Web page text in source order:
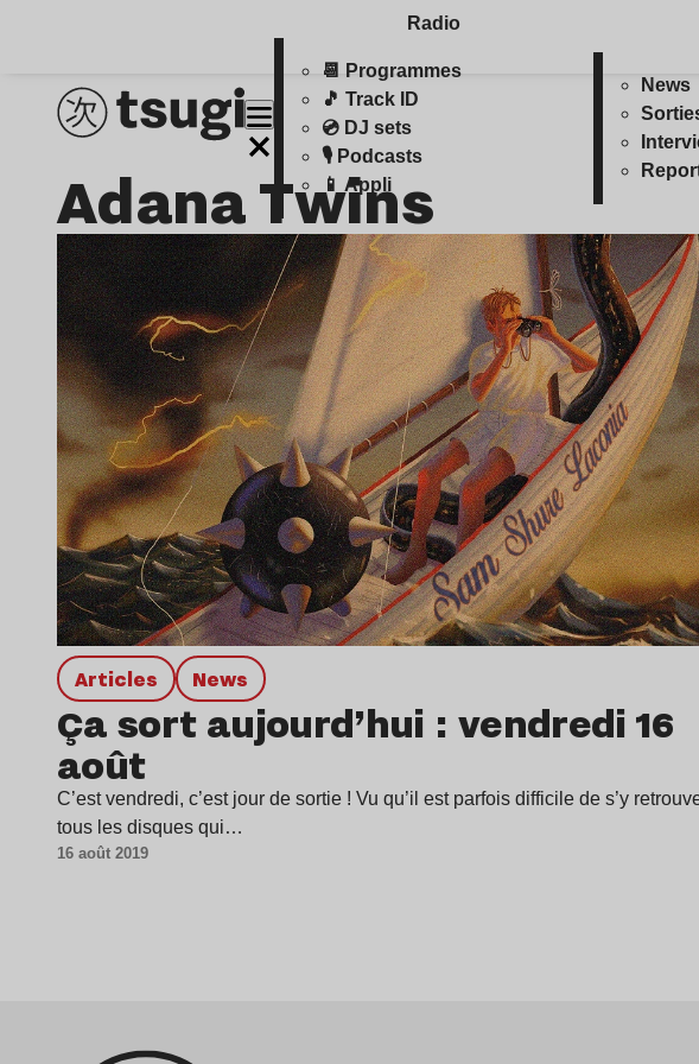
Radio
📆 Programmes
🎵 Track ID
💿 DJ sets
🎙️ Podcasts
📱 Appli
News
Adana Twins
Articles news
Ça sort aujourd’hui : vendredi 16
août
C’est vendredi, c’est jour de sortie ! Vu qu’il est parfois difficile de s’y
tous les disques qui…
16 août 2019